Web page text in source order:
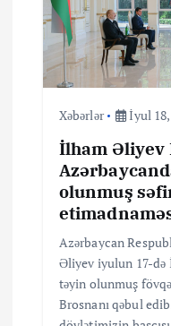
q
a
Xəbərlər İyul 18,
İlham Əliyev
olunmuş
Azərbaycan
Əliyev iyulun 17-də
təyin olunmuş
Brosnanı qəbul